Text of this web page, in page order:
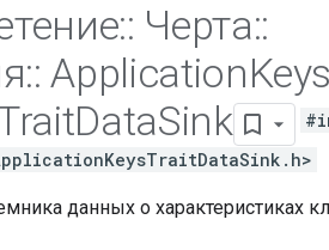
:: Черта::
:: Application
DataSink
данных о характеристиках